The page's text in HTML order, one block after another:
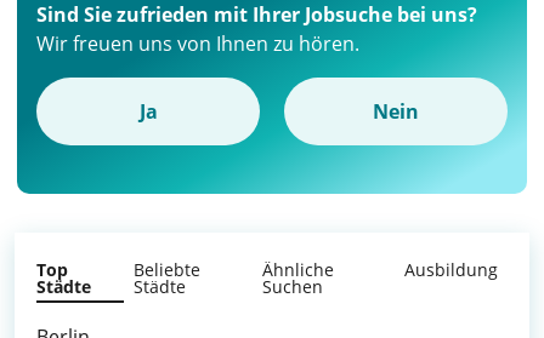
Sind Sie zufrieden mit Ihrer Jobsuche bei uns?
Wir freuen uns von Ihnen zu hören.
Ja Nein
Top
Städte
Beliebte
Städte
Ähnliche
Suchen
Ausbildung